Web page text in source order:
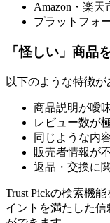
Amazon・楽
プラットフォ
「怪しい」商品
以下のような特徴が
商品説明が曖
レビュー数が
同じような内
販売者情報が
返品・交換に
Trust Pickの検索機
イントを満たした